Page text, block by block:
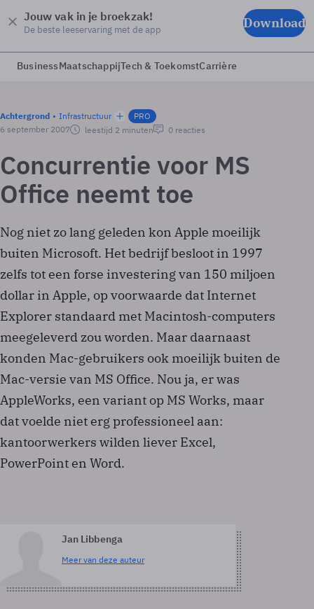
Jouw vak in je broekzak!
De beste leeservaring met de app Download
BusinessMaatschappijTech & ToekomstCarrière
Achtergrond Infrastructuur
PRO
6 september 2007
leestijd 2 minuten 0 reacties
Concurrentie voor MS
Office neemt toe
Nog niet zo lang geleden kon Apple moeilijk
buiten Microsoft. Het bedrijf besloot in 1997
zelfs tot een forse investering van 150 miljoen
dollar in Apple, op voorwaarde dat Internet
Explorer standaard met Macintosh-computers
meegeleverd zou worden. Maar daarnaast
konden Mac-gebruikers ook moeilijk buiten de
Mac-versie van MS Office. Nou ja, er was
AppleWorks, een variant op MS Works, maar
dat voelde niet erg professioneel aan:
kantoorwerkers wilden liever Excel,
PowerPoint en Word.
Jan Libbenga
Meer van deze auteur